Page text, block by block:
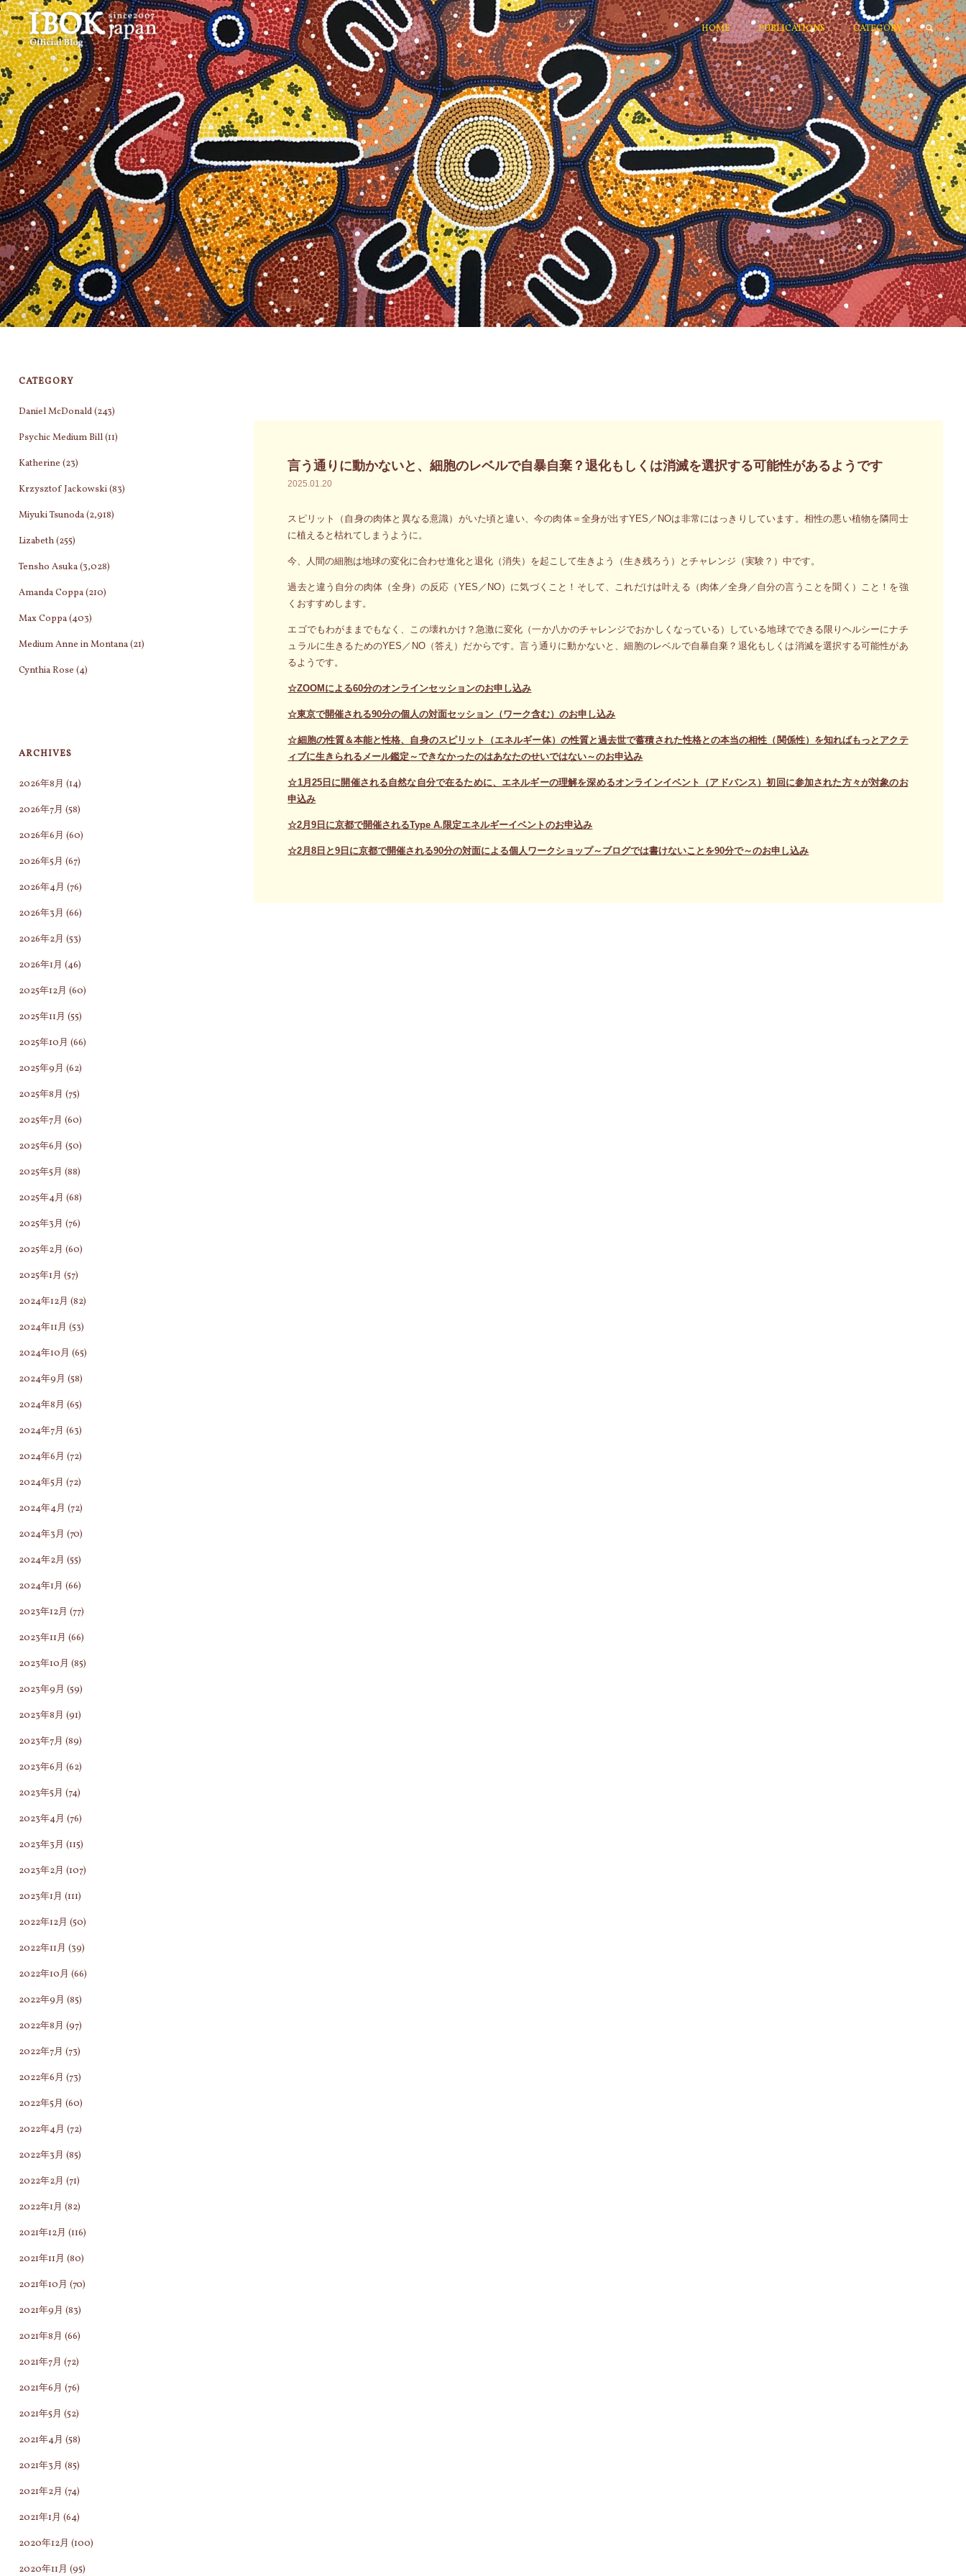
コ
ン
テ
ン
ツ
へ
ス
キ
ッ
プ
HOME PUBLICATIONS CATEGORY
言う通りに動かないと、細胞のレベルで自暴自棄？退化もしくは消滅を選択する可能性があるようです
2025.01.20
スピリット（自身の肉体と異なる意識）がいた頃と違い、今の肉体＝全身が出すYES／NOは非常にはっきりしています。相性の悪い植物を隣同士
に植えると枯れてしまうように。
今、人間の細胞は地球の変化に合わせ進化と退化（消失）を起こして生きよう（生き残ろう）とチャレンジ（実験？）中です。
過去と違う自分の肉体（全身）の反応（YES／NO）に気づくこと！そして、これだけは叶える（肉体／全身／自分の言うことを聞く）こと！を強
くおすすめします。
エゴでもわがままでもなく、この壊れかけ？急激に変化（一か八かのチャレンジでおかしくなっている）している地球でできる限りヘルシーにナチ
ュラルに生きるためのYES／NO（答え）だからです。言う通りに動かないと、細胞のレベルで自暴自棄？退化もしくは消滅を選択する可能性があ
るようです。
☆ZOOMによる60分のオンラインセッションのお申し込み
☆東京で開催される90分の個人の対面セッション（ワーク含む）のお申し込み
☆細胞の性質＆本能と性格、自身のスピリット（エネルギー体）の性質と過去世で蓄積された性格との本当の相性（関係性）を知ればもっとアクテ
ィブに生きられるメール鑑定～できなかったのはあなたのせいではない～のお申込み
☆1月25日に開催される自然な自分で在るために、エネルギーの理解を深めるオンラインイベント（アドバンス）初回に参加された方々が対象のお
申込み
☆2月9日に京都で開催されるType A.限定エネルギーイベントのお申込み
☆2月8日と9日に京都で開催される90分の対面による個人ワークショップ～ブログでは書けないことを90分で～のお申し込み
CATEGORY
Daniel McDonald(243)
Psychic Medium Bill(11)
Katherine (23)
Krzysztof Jackowski(83)
Miyuki Tsunoda(2,918)
Lizabeth(255)
Tensho Asuka(3,028)
Amanda Coppa(210)
Max Coppa(403)
Medium Anne in Montana(21)
Cynthia Rose (4)
ARCHIVES
2026年8月 (14)
2026年7月 (58)
2026年6月 (60)
2026年5月 (67)
2026年4月 (76)
2026年3月 (66)
2026年2月 (53)
2026年1月 (46)
2025年12月 (60)
2025年11月 (55)
2025年10月 (66)
2025年9月 (62)
2025年8月 (75)
2025年7月 (60)
2025年6月 (50)
2025年5月 (88)
2025年4月 (68)
2025年3月 (76)
2025年2月 (60)
2025年1月 (57)
2024年12月 (82)
2024年11月 (53)
2024年10月 (65)
2024年9月 (58)
2024年8月 (65)
2024年7月 (63)
2024年6月 (72)
2024年5月 (72)
2024年4月 (72)
2024年3月 (70)
2024年2月 (55)
2024年1月 (66)
2023年12月 (77)
2023年11月 (66)
2023年10月 (85)
2023年9月 (59)
2023年8月 (91)
2023年7月 (89)
2023年6月 (62)
2023年5月 (74)
2023年4月 (76)
2023年3月 (115)
2023年2月 (107)
2023年1月 (111)
2022年12月 (50)
2022年11月 (39)
2022年10月 (66)
2022年9月 (85)
2022年8月 (97)
2022年7月 (73)
2022年6月 (73)
2022年5月 (60)
2022年4月 (72)
2022年3月 (85)
2022年2月 (71)
2022年1月 (82)
2021年12月 (116)
2021年11月 (80)
2021年10月 (70)
2021年9月 (83)
2021年8月 (66)
2021年7月 (72)
2021年6月 (76)
2021年5月 (52)
2021年4月 (58)
2021年3月 (85)
2021年2月 (74)
2021年1月 (64)
2020年12月 (100)
2020年11月 (95)